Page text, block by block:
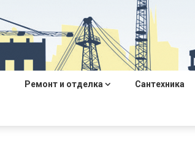
Ремонт и отделка Сантехника